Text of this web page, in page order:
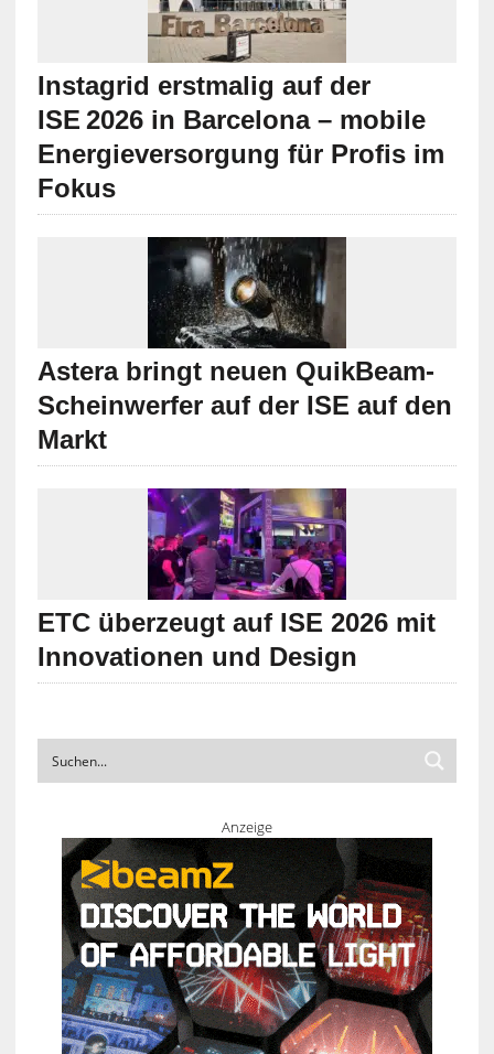
Instagrid erstmalig auf der
ISE 2026 in Barcelona – mobile
Energieversorgung für Profis im
Fokus
Astera bringt neuen QuikBeam-
Scheinwerfer auf der ISE auf den
Markt
ETC überzeugt auf ISE 2026 mit
Innovationen und Design
Anzeige